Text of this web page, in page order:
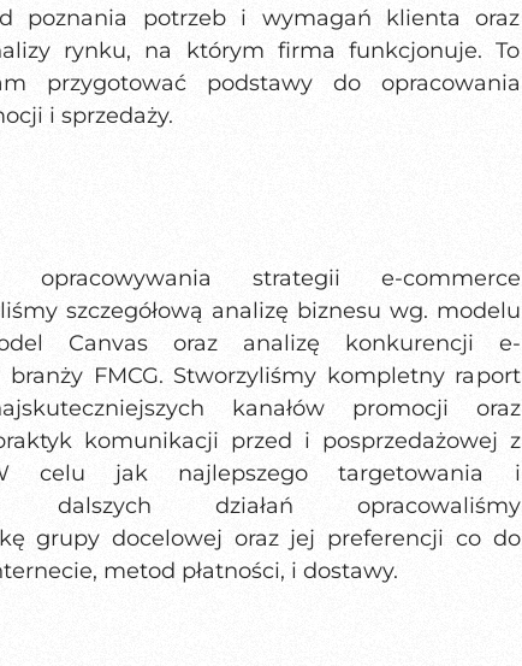
poznania potrzeb i wymagań klienta oraz
rynku, na którym firma funkcjonuje. To
przygotować podstawy do opracowania
i sprzedaży.
strategii e-commerce
szczegółową analizę biznesu wg. modelu
Canvas oraz analizę konkurencji e-
FMCG. Stworzyliśmy kompletny raport
kanałów promocji oraz
komunikacji przed i posprzedażowej z
celu jak najlepszego targetowania i
dalszych działań opracowaliśmy
grupy docelowej oraz jej preferencji co do
metod płatności, i dostawy.